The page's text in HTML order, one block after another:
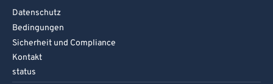
Datenschutz
Bedingungen
Sicherheit und Compliance
Kontakt
status